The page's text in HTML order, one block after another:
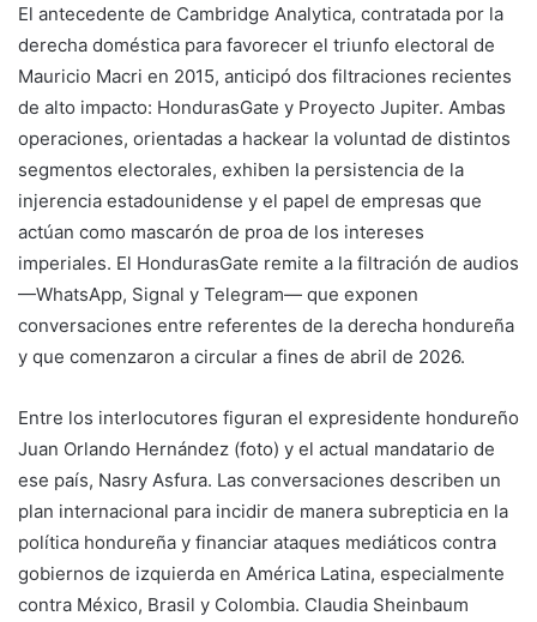
El antecedente de Cambridge Analytica, contratada por la
derecha doméstica para favorecer el triunfo electoral de
Mauricio Macri en 2015, anticipó dos filtraciones recientes
de alto impacto: HondurasGate y Proyecto Jupiter. Ambas
operaciones, orientadas a hackear la voluntad de distintos
segmentos electorales, exhiben la persistencia de la
injerencia estadounidense y el papel de empresas que
actúan como mascarón de proa de los intereses
imperiales. El HondurasGate remite a la filtración de audios
—WhatsApp, Signal y Telegram— que exponen
conversaciones entre referentes de la derecha hondureña
y que comenzaron a circular a fines de abril de 2026.
Entre los interlocutores figuran el expresidente hondureño
Juan Orlando Hernández (foto) y el actual mandatario de
ese país, Nasry Asfura. Las conversaciones describen un
plan internacional para incidir de manera subrepticia en la
política hondureña y financiar ataques mediáticos contra
gobiernos de izquierda en América Latina, especialmente
contra México, Brasil y Colombia. Claudia Sheinbaum